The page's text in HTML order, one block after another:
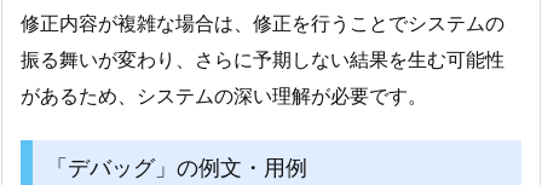
修正内容が複雑な場合は、修正を行うことでシステムの
振る舞いが変わり、さらに予期しない結果を生む可能性
があるため、システムの深い理解が必要です。
「デバッグ」の例文・用例